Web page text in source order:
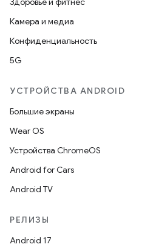
Камера и медиа
Конфиденциальность
5G
УСТРОЙСТВА ANDROID
Большие экраны
Wear OS
Устройства ChromeOS
Android for Cars
Android TV
РЕЛИЗЫ
Android 17